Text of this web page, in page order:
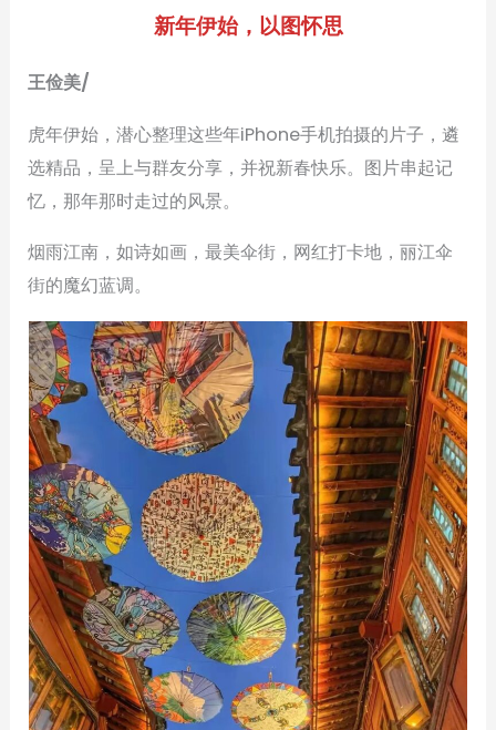
新年伊始，以图怀思
王俭美/
虎年伊始，潜心整理这些年iPhone手机拍摄的片子，遴
选精品，呈上与群友分享，并祝新春快乐。图片串起记
忆，那年那时走过的风景。
烟雨江南，如诗如画，最美伞街，网红打卡地，丽江伞
街的魔幻蓝调。